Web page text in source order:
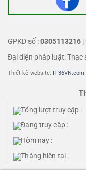
GPKD số :0305113216 |
Đại diện pháp luật: Thạc
Thiết kế website: IT36VN.com
Tổng lượt truy cập :
Đang truy cập :
Hôm nay :
Tháng hiện tại :